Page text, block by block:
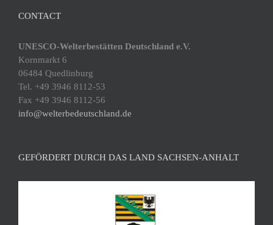
CONTACT
UNESCO-Welterbestätten Deutschland e.V.
Kornmarkt 6
06484 Quedlinburg
Tel. +49 3946 8112-53
Fax +49 3946 8112-56
info@welterbedeutschland.de
GEFÖRDERT DURCH DAS LAND SACHSEN-ANHALT